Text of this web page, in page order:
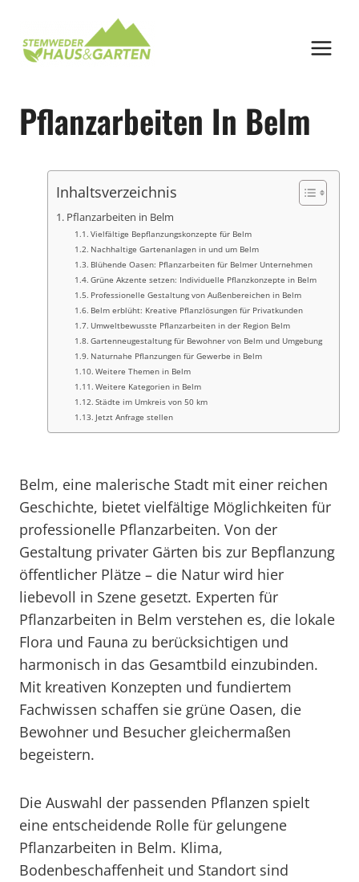
springen
Pflanzarbeiten In Belm
Inhaltsverzeichnis
Pflanzarbeiten in Belm
Vielfältige Bepflanzungskonzepte für Belm
Nachhaltige Gartenanlagen in und um Belm
Blühende Oasen: Pflanzarbeiten für Belmer Unternehmen
Grüne Akzente setzen: Individuelle Pflanzkonzepte in Belm
Professionelle Gestaltung von Außenbereichen in Belm
Belm erblüht: Kreative Pflanzlösungen für Privatkunden
Umweltbewusste Pflanzarbeiten in der Region Belm
Gartenneugestaltung für Bewohner von Belm und Umgebung
Naturnahe Pflanzungen für Gewerbe in Belm
Weitere Themen in Belm
Weitere Kategorien in Belm
Städte im Umkreis von 50 km
Jetzt Anfrage stellen
Belm, eine malerische Stadt mit einer reichen
Geschichte, bietet vielfältige Möglichkeiten für
professionelle Pflanzarbeiten. Von der
Gestaltung privater Gärten bis zur Bepflanzung
öffentlicher Plätze – die Natur wird hier
liebevoll in Szene gesetzt. Experten für
Pflanzarbeiten in Belm verstehen es, die lokale
Flora und Fauna zu berücksichtigen und
harmonisch in das Gesamtbild einzubinden.
Mit kreativen Konzepten und fundiertem
Fachwissen schaffen sie grüne Oasen, die
Bewohner und Besucher gleichermaßen
begeistern.
Die Auswahl der passenden Pflanzen spielt
eine entscheidende Rolle für gelungene
Pflanzarbeiten in Belm. Klima,
Bodenbeschaffenheit und Standort sind